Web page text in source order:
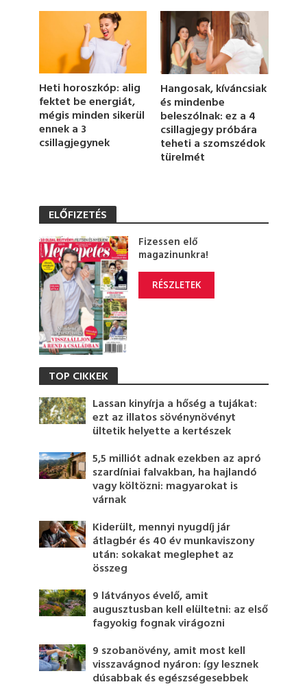
4
s
Heti horoszkóp: alig
fektet be energiát,
mégis minden sikerül
ennek a 3
csillagjegynek
Hangosak, kíváncsiak
és mindenbe
beleszólnak: ez a 4
csillagjegy próbára
teheti a szomszédok
türelmét
ELŐFIZETÉS
Fizessen elő
magazinunkra!
RÉSZLETEK
TOP CIKKEK
Lassan kinyírja a hőség a tujákat:
ezt az illatos sövénynövényt
ültetik helyette a kertészek
5,5 milliót adnak ezekben az apró
szardíniai falvakban, ha hajlandó
vagy költözni: magyarokat is
várnak
Kiderült, mennyi nyugdíj jár
átlagbér és 40 év munkaviszony
után: sokakat meglephet az
összeg
9 látványos évelő, amit
augusztusban kell elültetni: az első
fagyokig fognak virágozni
9 szobanövény, amit most kell
visszavágnod nyáron: így lesznek
dúsabbak és egészségesebbek